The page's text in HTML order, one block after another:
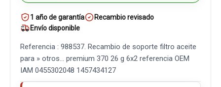
1 año de garantía
Recambio revisado
Envío disponible
Referencia : 988537. Recambio de soporte filtro aceite
para » otros... premium 370 26 g 6x2 referencia OEM
IAM 0455302048 1457434127